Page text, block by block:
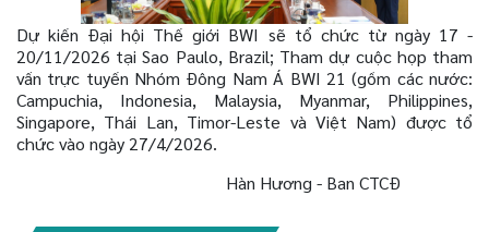
Dự kiến Đại hội Thế giới BWI sẽ tổ chức từ ngày 17 -
20/11/2026 tại Sao Paulo, Brazil; Tham dự cuộc họp tham
vấn trực tuyến Nhóm Đông Nam Á BWI 21 (gồm các nước:
Campuchia, Indonesia, Malaysia, Myanmar, Philippines,
Singapore, Thái Lan, Timor-Leste và Việt Nam) được tổ
chức vào ngày 27/4/2026.
Hàn Hương - Ban CTCĐ